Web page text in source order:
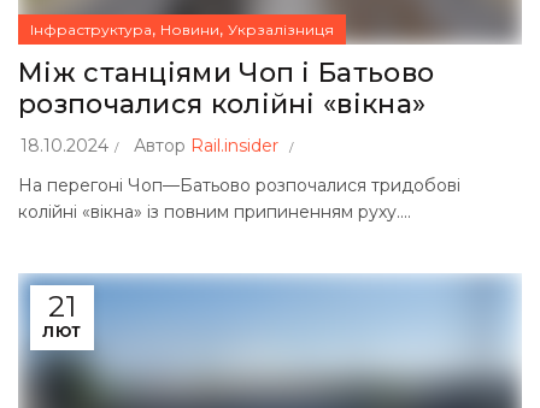
Інфраструктура, Новини, Укрзалізниця
Між станціями Чоп і Батьово
розпочалися колійні «вікна»
18.10.2024 Автор Rail.insider
На перегоні Чоп—Батьово розпочалися тридобові
колійні «вікна» із повним припиненням руху....
21
ЛЮТ